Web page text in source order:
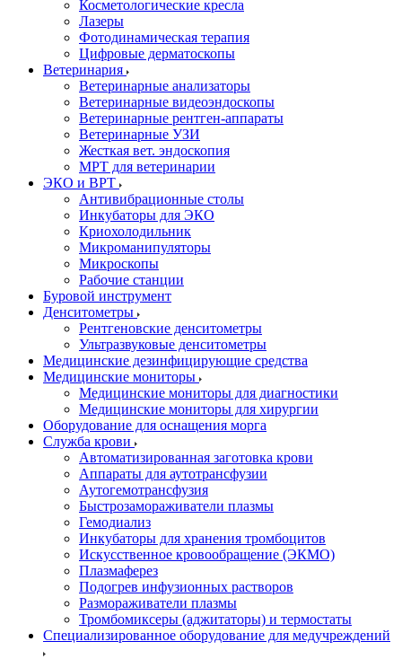
Косметологические кресла
Лазеры
Фотодинамическая терапия
Цифровые дерматоскопы
Ветеринария
Ветеринарные анализаторы
Ветеринарные видеоэндоскопы
Ветеринарные рентген-аппараты
Ветеринарные УЗИ
Жесткая вет. эндоскопия
МРТ для ветеринарии
ЭКО и ВРТ
Антивибрационные столы
Инкубаторы для ЭКО
Криохолодильник
Микроманипуляторы
Микроскопы
Рабочие станции
Буровой инструмент
Денситометры
Рентгеновские денситометры
Ультразвуковые денситометры
Медицинские дезинфицирующие средства
Медицинские мониторы
Медицинские мониторы для диагностики
Медицинские мониторы для хирургии
Оборудование для оснащения морга
Служба крови
Автоматизированная заготовка крови
Аппараты для аутотрансфузии
Аутогемотрансфузия
Быстрозамораживатели плазмы
Гемодиализ
Инкубаторы для хранения тромбоцитов
Искусственное кровообращение (ЭКМО)
Плазмаферез
Подогрев инфузионных растворов
Размораживатели плазмы
Тромбомиксеры (аджитаторы) и термостаты
Специализированное оборудование для медучреждений